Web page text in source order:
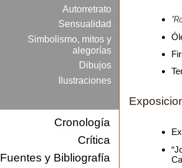
Autorretrato
Sensualidad
Simbolismo, mitos y
alegorías
Dibujos
Ilustraciones
Cronología
Crítica
Fuentes y Bibliografía